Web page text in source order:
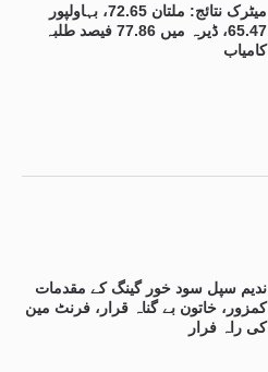
میٹرک نتائج: ملتان 72.65، بہاولپور
65.47، ڈیرہ میں 77.86 فیصد طلبہ
کامیاب
ندیم سپل سود خور گینگ کے مقدمات
کمزور، خاتون بے گناہ قرار، فرنٹ مین
کی راہ فرار